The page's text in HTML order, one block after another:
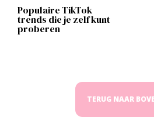
Populaire TikTok
trends die je zelf kunt
proberen
TERUG NAAR